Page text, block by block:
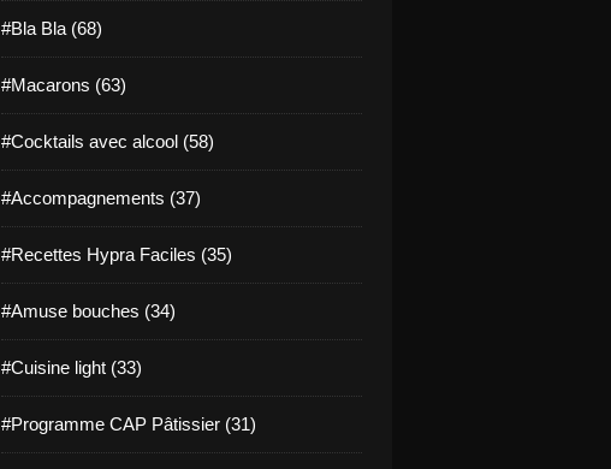
#Bla Bla (68)
#Macarons (63)
#Cocktails avec alcool (58)
#Accompagnements (37)
#Recettes Hypra Faciles (35)
#Amuse bouches (34)
#Cuisine light (33)
#Programme CAP Pâtissier (31)